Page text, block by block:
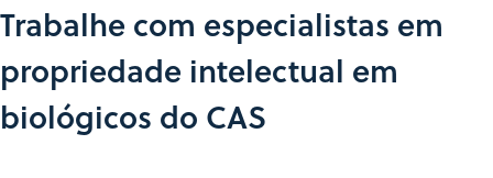
Trabalhe com especialistas em
propriedade intelectual em
biológicos do CAS